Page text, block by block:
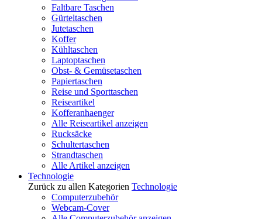
Faltbare Taschen
Gürteltaschen
Jutetaschen
Koffer
Kühltaschen
Laptoptaschen
Obst- & Gemüsetaschen
Papiertaschen
Reise und Sporttaschen
Reiseartikel
Kofferanhaenger
Alle Reiseartikel anzeigen
Rucksäcke
Schultertaschen
Strandtaschen
Alle Artikel anzeigen
Technologie
Zurück zu allen Kategorien Technologie
Computerzubehör
Webcam-Cover